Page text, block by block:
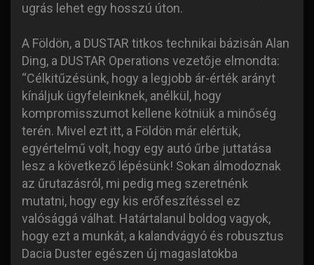
ugrás lehet egy hosszú úton.
A Földön, a DUSTAR titkos technikai bázisán Alan
Ding, a DUSTAR Operations vezetője elmondta:
“Célkitűzésünk, hogy a legjobb ár-érték arányt
kínáljuk ügyfeleinknek, anélkül, hogy
kompromisszumot kellene kötniük a minőség
terén. Mivel ezt itt, a Földön már elértük,
egyértelmű volt, hogy egy autó űrbe juttatása
lesz a következő lépésünk! Sokan álmodoznak
az űrutazásról, mi pedig meg szeretnénk
mutatni, hogy egy kis erőfeszítéssel ez
valósággá válhat. Határtalanul boldog vagyok,
hogy ezt a munkát, a kalandvágyó és robusztus
Dacia Duster egészen új magaslatokba